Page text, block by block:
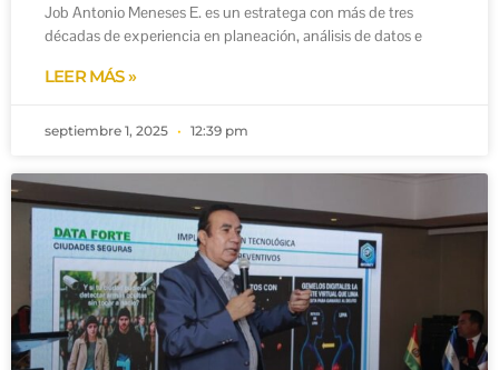
Job Antonio Meneses E. es un estratega con más de tres
décadas de experiencia en planeación, análisis de datos e
LEER MÁS »
septiembre 1, 2025 12:39 pm